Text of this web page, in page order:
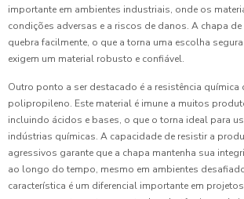
importante em ambientes industriais, onde os
condições adversas e a riscos de danos. A chapa
quebra facilmente, o que a torna uma escolha
exigem um material robusto e confiável.
Outro ponto a ser destacado é a resistência química
polipropileno. Este material é imune a muitos
incluindo ácidos e bases, o que o torna ideal para
indústrias químicas. A capacidade de resistir a
agressivos garante que a chapa mantenha sua
ao longo do tempo, mesmo em ambientes
característica é um diferencial importante em